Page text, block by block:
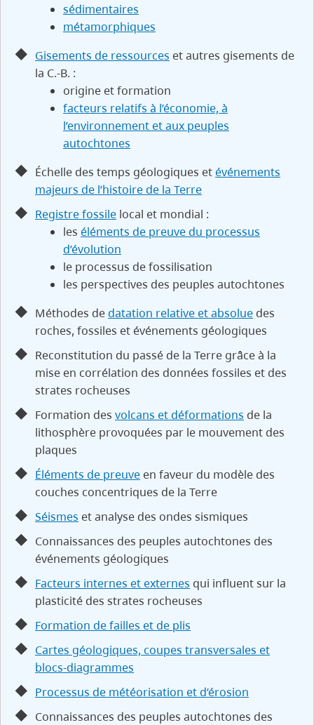
sédimentaires
métamorphiques
Gisements de ressources et autres gisements de
la C.-B. :
origine et formation
facteurs relatifs à l’économie, à
l’environnement et aux peuples
autochtones
Échelle des temps géologiques etévénements
majeurs de l’histoire de la Terre
Registre fossile local et mondial :
les éléments de preuve du processus
d’évolution
le processus de fossilisation
les perspectives des peuples autochtones
Méthodes dedatation relative et absolue des
roches, fossiles et événements géologiques
Reconstitution du passé de la Terre grâce à la
mise en corrélation des données fossiles et des
strates rocheuses
Formation des volcans et déformations de la
lithosphère provoquées par le mouvement des
plaques
Éléments de preuve en faveur du modèle des
couches concentriques de la Terre
Séismes et analyse des ondes sismiques
Connaissances des peuples autochtones des
événements géologiques
Facteurs internes et externes qui influent sur la
plasticité des strates rocheuses
Formation de failles et de plis
Cartes géologiques, coupes transversales et
blocs-diagrammes
Processus de météorisation et d’érosion
Connaissances des peuples autochtones des